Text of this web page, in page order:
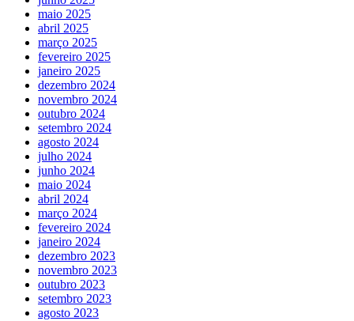
maio 2025
abril 2025
março 2025
fevereiro 2025
janeiro 2025
dezembro 2024
novembro 2024
outubro 2024
setembro 2024
agosto 2024
julho 2024
junho 2024
maio 2024
abril 2024
março 2024
fevereiro 2024
janeiro 2024
dezembro 2023
novembro 2023
outubro 2023
setembro 2023
agosto 2023